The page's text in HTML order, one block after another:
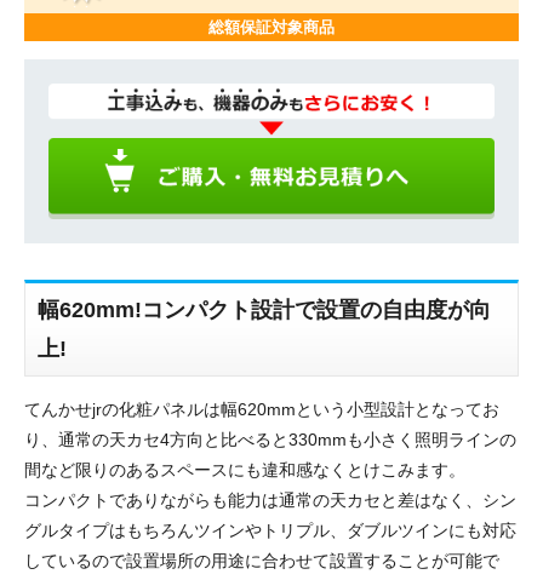
総額保証対象商品
幅620mm!コンパクト設計で設置の自由度が向
上!
てんかせjrの化粧パネルは幅620mmという小型設計となってお
り、通常の天カセ4方向と比べると330mmも小さく照明ラインの
間など限りのあるスペースにも違和感なくとけこみます。
コンパクトでありながらも能力は通常の天カセと差はなく、シン
グルタイプはもちろんツインやトリプル、ダブルツインにも対応
しているので設置場所の用途に合わせて設置することが可能で